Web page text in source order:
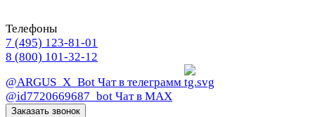
Телефоны
7 (495) 123-81-01
8 (800) 101-32-12
@ARGUS_X_Bot Чат в телеграмм
@id7720669687_bot Чат в МАХ
Заказать звонок